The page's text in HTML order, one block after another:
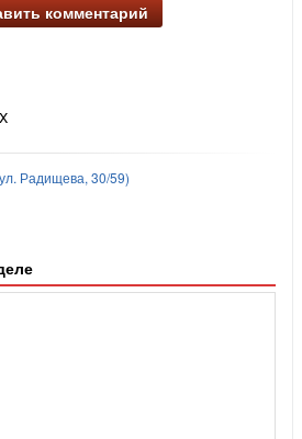
комментарий
Радищева, 30/59)